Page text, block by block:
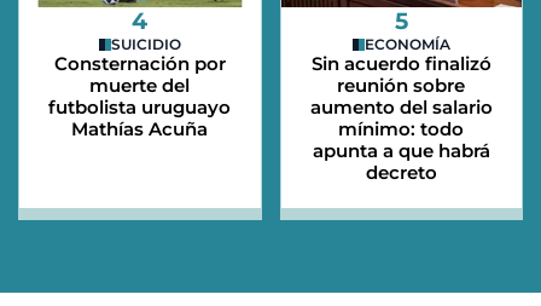
4
SUICIDIO
Consternación por
muerte del
futbolista uruguayo
Mathías Acuña
5
ECONOMÍA
Sin acuerdo finalizó
reunión sobre
aumento del salario
mínimo: todo
apunta a que habrá
decreto